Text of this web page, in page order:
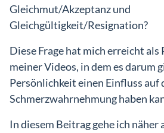
Gleichmut/Akzeptanz und
Gleichgültigkeit/Resignation?
Diese Frage hat mich erreicht als
meiner Videos, in dem es darum
Persönlichkeit einen Einfluss auf
Schmerzwahrnehmung haben
In diesem Beitrag gehe ich näher